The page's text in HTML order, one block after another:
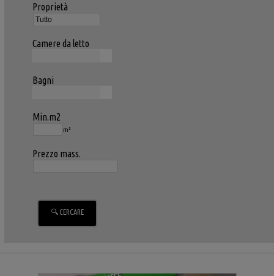
Proprietà
Camere da letto
Bagni
Min.m2
m²
Prezzo mass.